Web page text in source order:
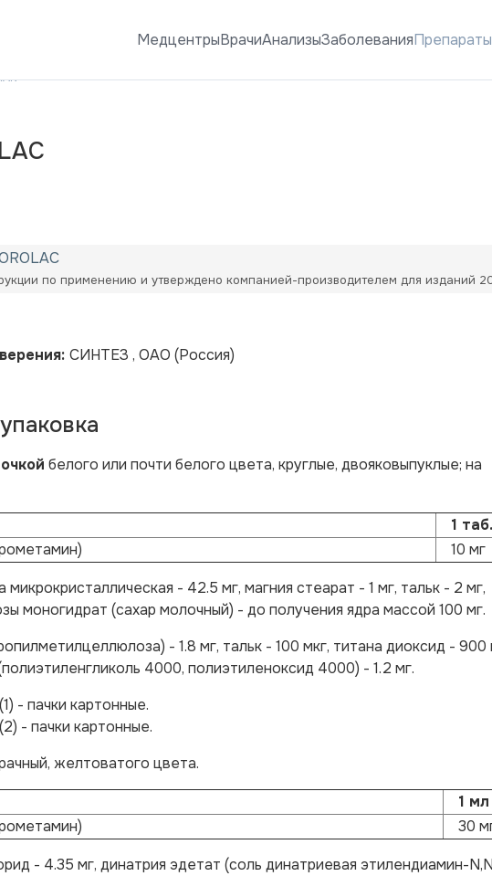
МедцентрыВрачиАнализыЗаболеванияПрепараты
по применению и утверждено компанией-производителем для изданий
СИНТЕЗ , ОАО (Россия)
белого или почти белого цвета, круглые, двояковыпуклые; на
1 таб.
10 мг
микрокристаллическая - 42.5 мг, магния стеарат - 1 мг, тальк - 2 мг,
моногидрат (сахар молочный) - до получения ядра массой 100 мг.
- 1.8 мг, тальк - 100 мкг, титана диоксид - 900
4000, полиэтиленоксид 4000) - 1.2 мг.
- пачки картонные.
- пачки картонные.
желтоватого цвета.
1 мл
30
- 4.35 мг, динатрия эдетат (соль динатриевая этилендиамин-